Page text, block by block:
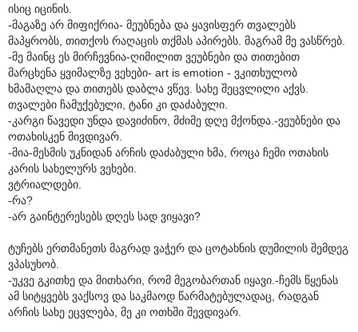
ისიც იცინის.
-მაგაზე არ მიფიქრია- მეუბნება და ყავისფერ თვალებს
მაპყრობს, თითქოს რაღაცის თქმას აპირებს. მაგრამ მე ვასწრებ.
-მე მაინც ეს მირჩევნია-ღიმილით ვეუბნები და თითებით
მარცხენა ყვიმალზე ვეხები- art is emotion - ვკითხულობ
ხმამაღლა და თითებს დაბლა ვწევ. სახე შეცვლილი აქვს.
თვალები ჩამუქებული, ტანი კი დაძაბული.
-კარგი წავედი უნდა დავიძინო, მძიმე დღე მქონდა.-ვეუბნები და
ოთახისკენ მივდივარ.
-მია-მესმის უკნიდან არჩის დაძაბული ხმა, როცა ჩემი ოთახის
კარის სახელურს ვეხები.
ვტრიალდები.
-რა?
-არ გაინტერესებს დღეს სად ვიყავი?
ტუჩებს ერთმანეთს მაგრად ვაჭერ და ცოტახნის დუმილის შემდეგ
ვპასუხობ.
-უკვე გკითხე და მითხარი, რომ მეგობართან იყავი.-ჩემს წყენას
ამ სიტყვებს ვაქსოვ და საკმაოდ წარმატებულადაც, რადგან
არჩის სახე ეცვლება, მე კი ოთხში შევდივარ.